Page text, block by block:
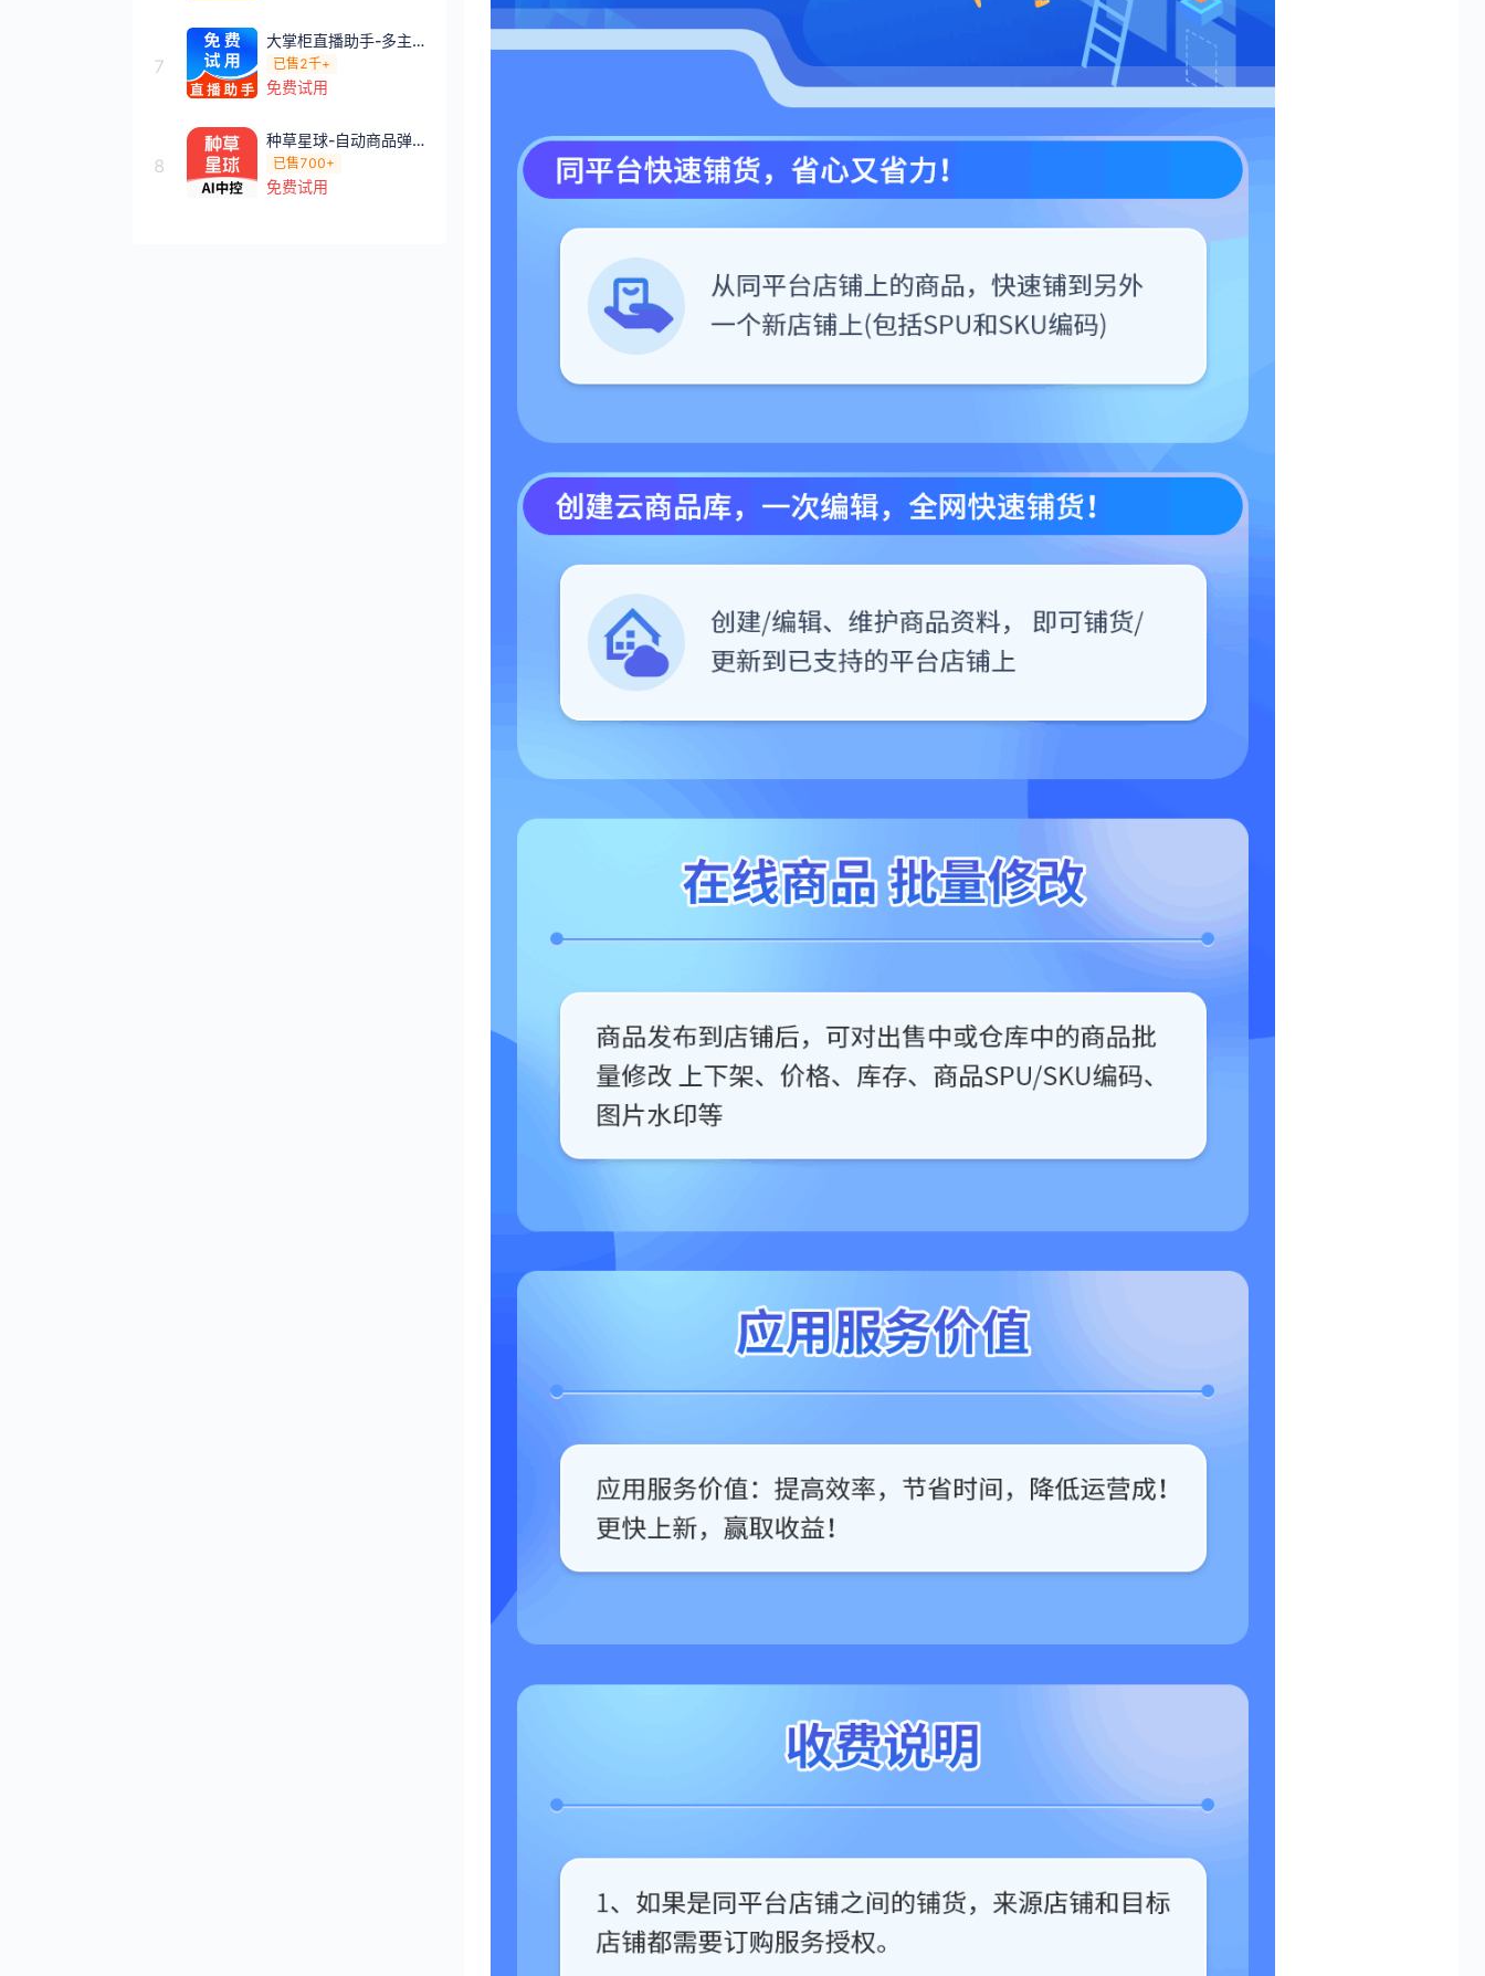
7
大掌柜直播助手-多主播排班绩效统计
已售2千+
免费试用
8
种草星球-自动商品弹窗/自动发评
已售700+
免费试用